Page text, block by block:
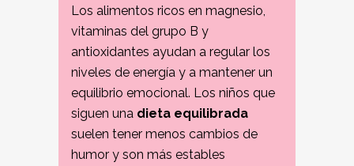
Los alimentos ricos en magnesio,
vitaminas del grupo B y
antioxidantes ayudan a regular los
niveles de energía y a mantener un
equilibrio emocional. Los niños que
siguen una dieta equilibrada
suelen tener menos cambios de
humor y son más estables